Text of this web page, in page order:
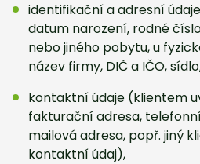
identifikační a adresní
datum narození, rodné
nebo jiného pobytu, u
název firmy, DIČ a IČO,
kontaktní údaje (klientem
fakturační adresa,
mailová adresa, popř. jiný
kontaktní údaj),